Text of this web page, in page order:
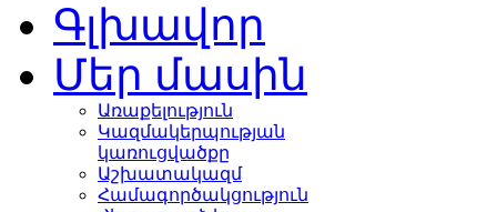
Գլխավոր
Մեր մասին
Առաքելություն
Կազմակերպության
կառուցվածքը
Աշխատակազմ
Համագործակցություն